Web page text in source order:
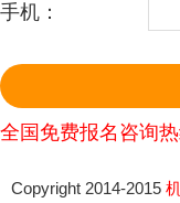
手机：
全国免费报名咨询
Copyright 2014-2015